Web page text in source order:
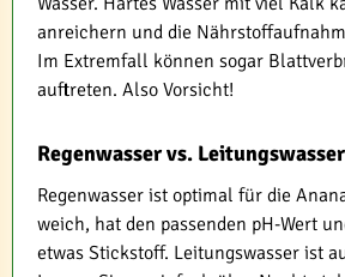
anreichern und die
Im Extremfall können sogar
auftreten. Also Vorsicht!
Regenwasser vs. Leitungswasser
Regenwasser ist optimal für die
weich, hat den passenden pH-Wert
etwas Stickstoff. Leitungswasser ist